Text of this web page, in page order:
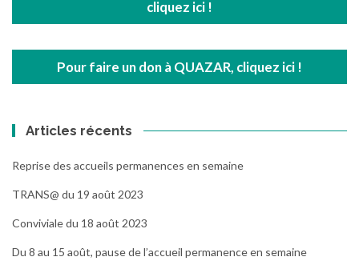
cliquez ici !
Pour faire un don à QUAZAR, cliquez ici !
Articles récents
Reprise des accueils permanences en semaine
TRANS@ du 19 août 2023
Conviviale du 18 août 2023
Du 8 au 15 août, pause de l’accueil permanence en semaine